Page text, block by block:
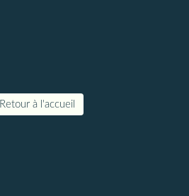
Retour à l'accueil